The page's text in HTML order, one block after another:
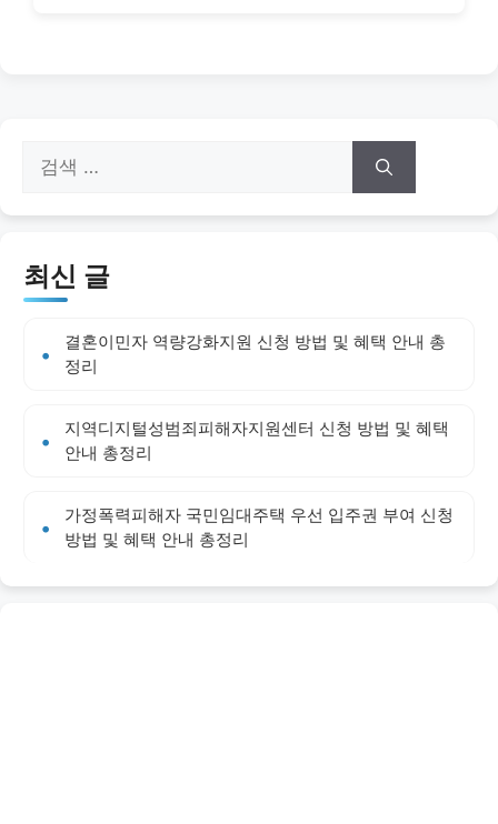
최신 글
결혼이민자 역량강화지원 신청 방법 및 혜택 안내 총
정리
지역디지털성범죄피해자지원센터 신청 방법 및 혜택
안내 총정리
가정폭력피해자 국민임대주택 우선 입주권 부여 신청
방법 및 혜택 안내 총정리